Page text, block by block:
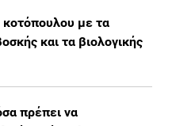
κοτόπουλου με τα
και τα βιολογικής
πρέπει να